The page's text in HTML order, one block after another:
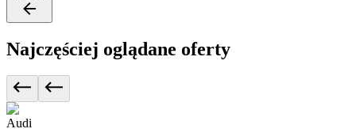
Najczęściej oglądane oferty
Audi